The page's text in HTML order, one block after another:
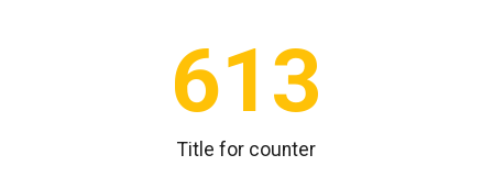
613
Title for counter